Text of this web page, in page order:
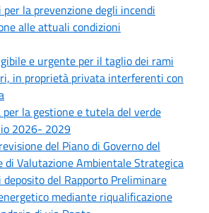
per la prevenzione degli incendi
alle attuali condizioni
e urgente per il taglio dei rami
in proprietà privata interferenti con
per la gestione e tutela del verde
2026- 2029
del Piano di Governo del
di Valutazione Ambientale Strategica
deposito del Rapporto Preliminare
mediante riqualificazione